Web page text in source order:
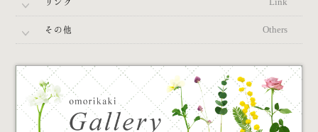
リンク Link
その他 Others